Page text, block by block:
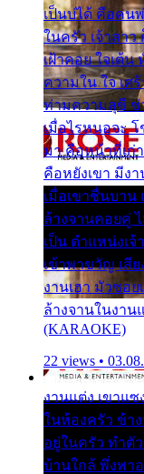
เป็นบ่ได้ คือคน
ในครัว เจ้าสาว
เฝ้าคอย ใจเต้น
ความใน ใจ เศ
ท่ามความสุขี ช่
เมื่อไรหนอจะ
มา คือหน้าที่เก่
คือหยังเขา มีง
เมื่อเขาชื่นบาน
ล้างจานคอยคู่
เป็น ตำแหน่งเ
เข้าพาขวัญ เสี
งานเฮา มัวซอ
ล้างจานในงาน
(KARAOKE)
22 views •
งานแต่ง เขาแ
ในห้องครัว ข้าง
อยู่ในครัว ทำตั
บ้านใกล้ พึ่งพาอ